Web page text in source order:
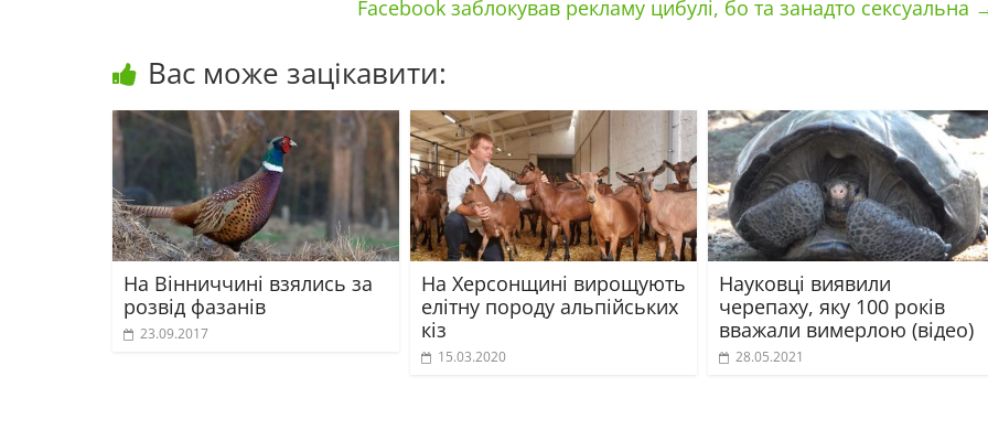
Facebook заблокував рекламу цибулі, бо та занадто сексуальна
Вас може зацікавити:
На Вінниччині взялись за
розвід фазанів
23.09.2017
На Херсонщині вирощують
елітну породу альпійських
кіз
15.03.2020
Науковці виявили
черепаху, яку 100 років
вважали вимерлою (відео)
28.05.2021